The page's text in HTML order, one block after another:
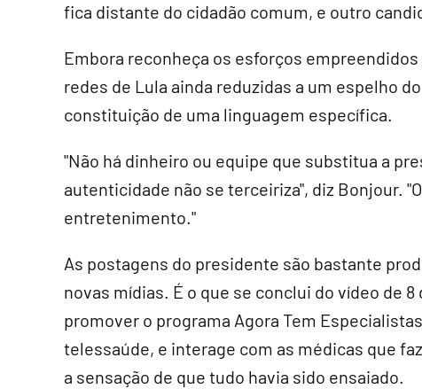
fica distante do cidadão comum, e outro
Embora reconheça os esforços
redes de Lula ainda reduzidas a um espelho
constituição de uma linguagem específica.
"Não há dinheiro ou equipe que substitua a
autenticidade não se terceiriza", diz Bonjour.
entretenimento."
As postagens do presidente são bastante
novas mídias. É o que se conclui do vídeo de
promover o programa Agora Tem
telessaúde, e interage com as médicas que
a sensação de que tudo havia sido ensaiado.